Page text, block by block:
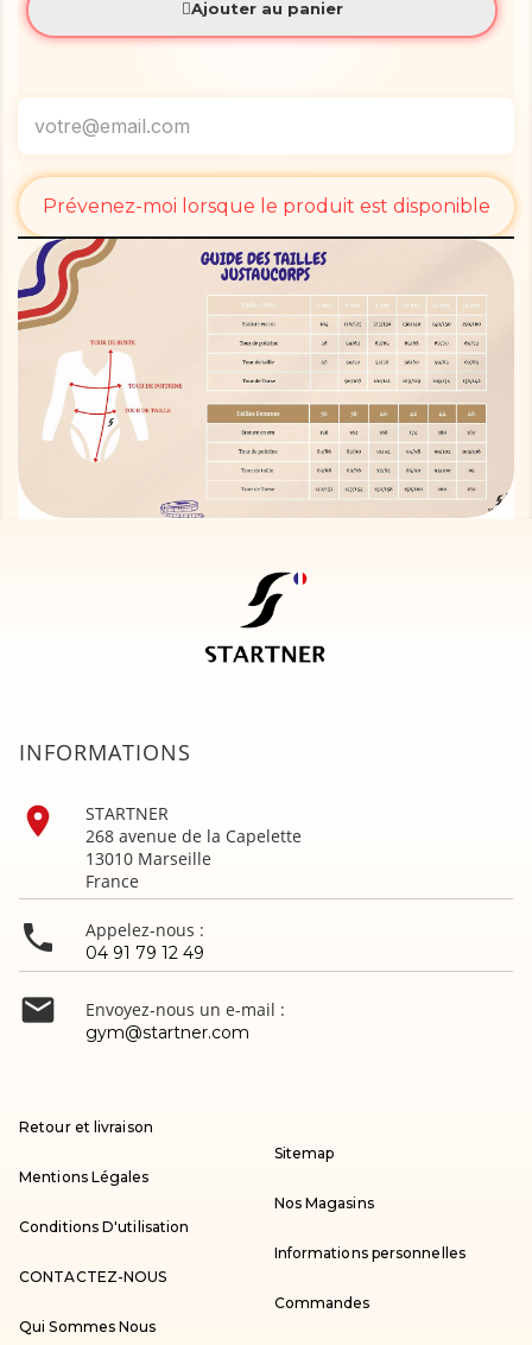
Ajouter au panier
Prévenez-moi lorsque le produit est disponible
INFORMATIONS

STARTNER
268 avenue de la Capelette
13010 Marseille
France
 Appelez-nous :
04 91 79 12 49
 Envoyez-nous un e-mail :
gym@startner.com
Retour et livraison
Mentions Légales
Conditions D'utilisation
CONTACTEZ-NOUS
Qui Sommes Nous
Sitemap
Nos Magasins
Informations personnelles
Commandes